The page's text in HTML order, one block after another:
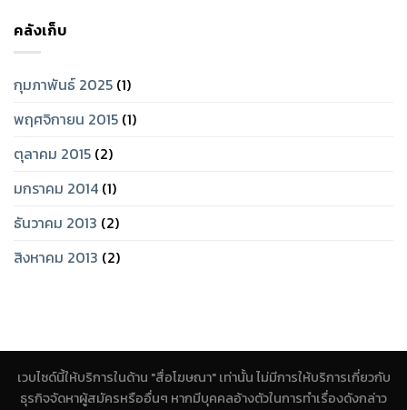
คลังเก็บ
กุมภาพันธ์ 2025 (1)
พฤศจิกายน 2015 (1)
ตุลาคม 2015 (2)
มกราคม 2014 (1)
ธันวาคม 2013 (2)
สิงหาคม 2013 (2)
เวบไซด์นี้ให้บริการในด้าน "สื่อโฆษณา" เท่านั้น ไม่มีการให้บริการเกี่ยวกับ
ธุรกิจจัดหาผู้สมัครหรืออื่นๆ หากมีบุคคลอ้างตัวในการทำเรื่องดังกล่าว